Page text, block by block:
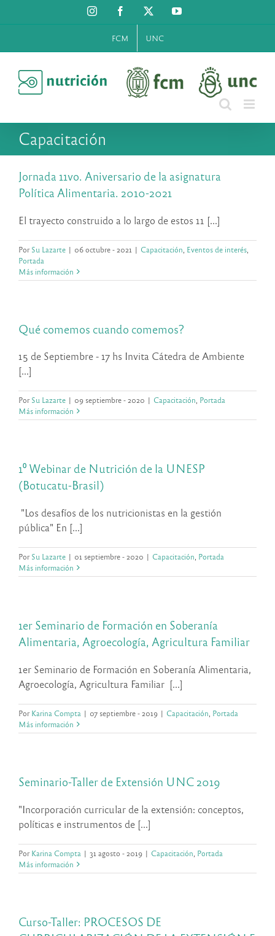
al
InstagramFacebook YouTube
FCM UNC
Capacitación
Jornada 11vo. Aniversario de la asignatura
Política Alimentaria. 2010-2021
El trayecto construido a lo largo de estos 11 [...]
PorSu Lazarte | 06 octubre - 2021 | Capacitación Eventos de interés
Portada
Más información
Qué comemos cuando comemos?
15 de Septiembre - 17 hs Invita Cátedra de Ambiente
[...]
PorSu Lazarte | 09 septiembre - 2020 | Capacitación, Portada
Más información
1⁰ Webinar de Nutrición de la UNESP
(Botucatu-Brasil)
"Los desafíos de los nutricionistas en la gestión
pública" En [...]
PorSu Lazarte | 01 septiembre - 2020 | Capacitación Portada
Más información
1er Seminario de Formación en Soberanía
Alimentaria, Agroecología, Agricultura Familiar
1er Seminario de Formación en Soberanía Alimentaria,
Agroecología, Agricultura Familiar [...]
PorKarina Compta | 07 septiembre - 2019 | Capacitación Portada
Más información
Seminario-Taller de Extensión UNC 2019
"Incorporación curricular de la extensión: conceptos,
políticas e instrumentos de [...]
PorKarina Compta | 31 agosto - 2019 | Capacitación Portada
Más información
Curso-Taller: PROCESOS DE